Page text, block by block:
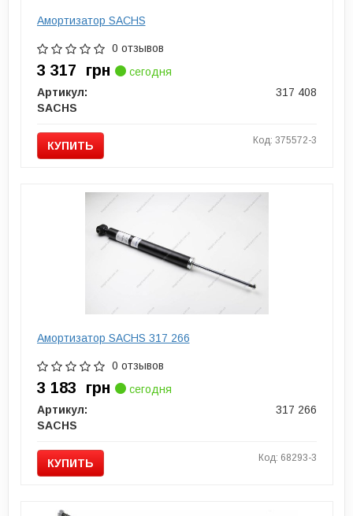
Амортизатор SACHS
0 отзывов
3 317 грн
сегодня
Артикул:
317 408
SACHS
КУПИТЬ Код: 375572-3
Амортизатор SACHS 317 266
0 отзывов
3 183 грн
сегодня
Артикул:
317 266
SACHS
КУПИТЬ Код: 68293-3